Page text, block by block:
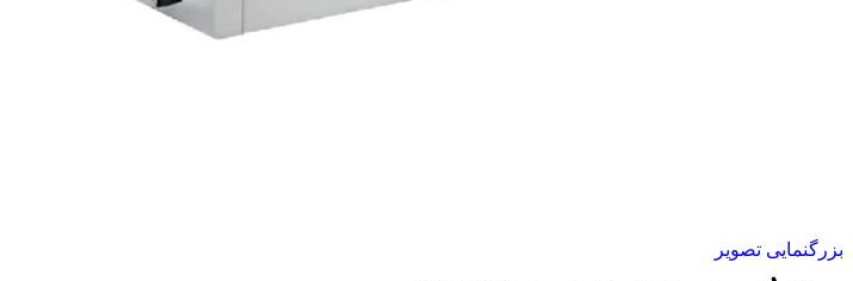
بزرگنمایی تصویر